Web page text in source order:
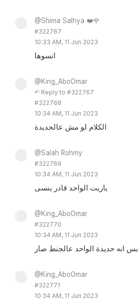
@Shima Salhya ❤️🌹
#322767
10:33 AM, 11 Jun 2023
انسوها
@King_AboOmar
↶ Reply to #322767
#322768
10:34 AM, 11 Jun 2023
الكلام لو مش عالحديدة
@Salah Rohmy
#322769
10:34 AM, 11 Jun 2023
ياريت الواحد قادر ينسى
@King_AboOmar
#322770
10:34 AM, 11 Jun 2023
بس انه حديدة الواحد عالجنط صار
@King_AboOmar
#322771
10:34 AM, 11 Jun 2023